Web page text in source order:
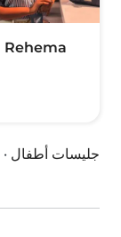
Rehema
جليسات أطفال ·